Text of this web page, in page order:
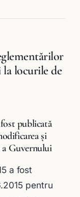
locurile de
publicată
şi
a Guvernului
a fost
pentru